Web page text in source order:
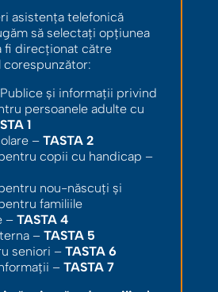
asistența telefonică
să selectați opțiunea
fi direcționat către
Publice și informații privind
persoanele adulte cu
1
– TASTA 2
copii cu handicap –
nou-născuți și
familiile
– TASTA 4
– TASTA 5
seniori – TASTA 6
– TASTA 7